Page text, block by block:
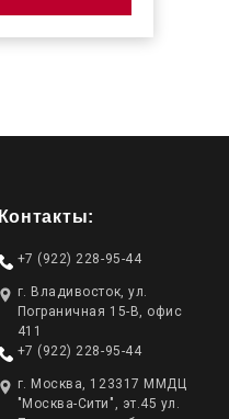
Контакты:
+7 (922) 228-95-44
г. Владивосток, ул.
Пограничная 15-В, офис
411
+7 (922) 228-95-44
г. Москва, 123317 ММДЦ
"Москва-Сити", эт.45 ул.